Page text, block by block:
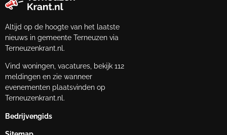
Altijd op de hoogte van het laatste
nieuws in gemeente Terneuzen via
Terneuzenkrant.nl.
Vind woningen, vacatures, bekijk 112
meldingen en zie wanneer
evenementen plaatsvinden op
Terneuzenkrant.nl.
Bedrijvengids